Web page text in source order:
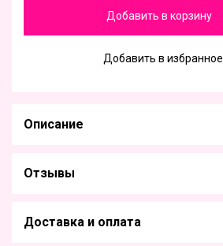
Добавить в корзину
Добавить в избранное
Описание
Отзывы
Доставка и оплата